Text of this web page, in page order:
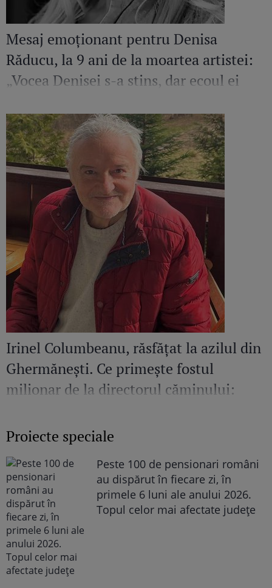
Mesaj emoționant pentru Denisa
Răducu, la 9 ani de la moartea artistei:
„Vocea Denisei s-a stins, dar ecoul ei
Irinel Columbeanu, răsfățat la azilul din
Ghermănești. Ce primește fostul
milionar de la directorul căminului:
Proiecte speciale
Peste 100 de pensionari români
au dispărut în fiecare zi, în
primele 6 luni ale anului 2026.
Topul celor mai afectate județe